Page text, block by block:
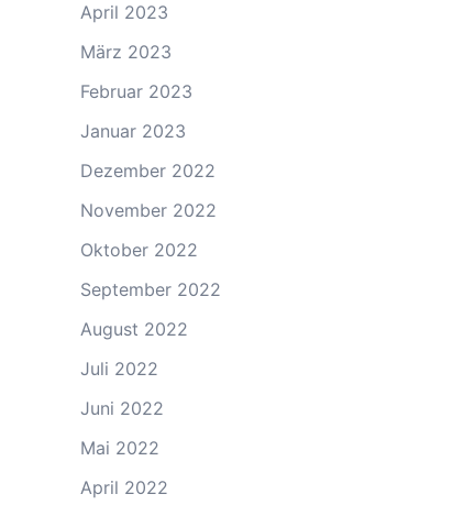
April 2023
März 2023
Februar 2023
Januar 2023
Dezember 2022
November 2022
Oktober 2022
September 2022
August 2022
Juli 2022
Juni 2022
Mai 2022
April 2022